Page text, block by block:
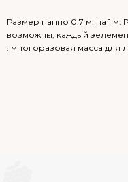
Размер панно 0.7 м. на 1 м.
возможны, каждый
: многоразовая масса для